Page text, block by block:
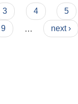
3 4 5
9 next ›